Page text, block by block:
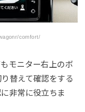
comfort/
モニター右上のボ
替えて確認をする
非常に役立ちま